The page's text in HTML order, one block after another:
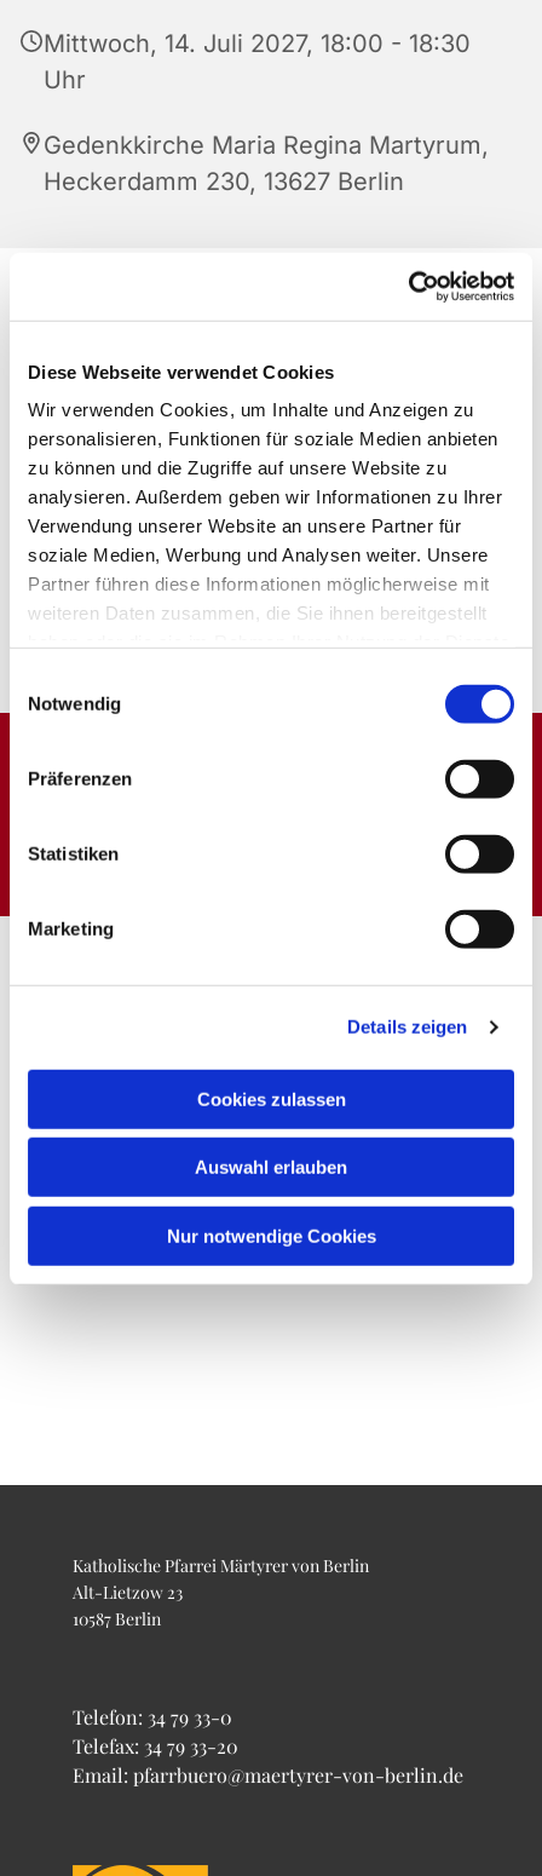
Diese Webseite verwendet Cookies
Wir verwenden Cookies, um Inhalte und Anzeigen zu
personalisieren, Funktionen für soziale Medien anbieten
zu können und die Zugriffe auf unsere Website zu
analysieren. Außerdem geben wir Informationen zu Ihrer
Verwendung unserer Website an unsere Partner für
soziale Medien, Werbung und Analysen weiter. Unsere
Partner führen diese Informationen möglicherweise mit
weiteren Daten zusammen, die Sie ihnen bereitgestellt
Notwendig
Präferenzen
Statistiken
Marketing
Details zeigen
Cookies zulassen
Auswahl erlauben
Nur notwendige Cookies
Mittwoch, 14. Juli 2027, 18:00 - 18:30
Uhr
Gedenkkirche Maria Regina Martyrum,
Heckerdamm 230, 13627 Berlin
Dies könnte Sie auch
Katholische Pfarrei Märtyrer von Berlin
Alt-Lietzow 23
10587 Berlin
Telefon: 34 79 33-0
Telefax: 34 79 33-20
Email: pfarrbuero@maertyrer-von-berlin.de